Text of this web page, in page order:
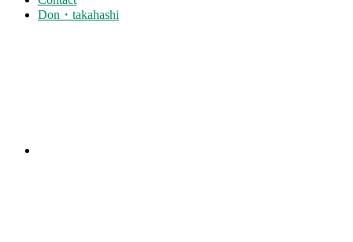
Don・takahashi